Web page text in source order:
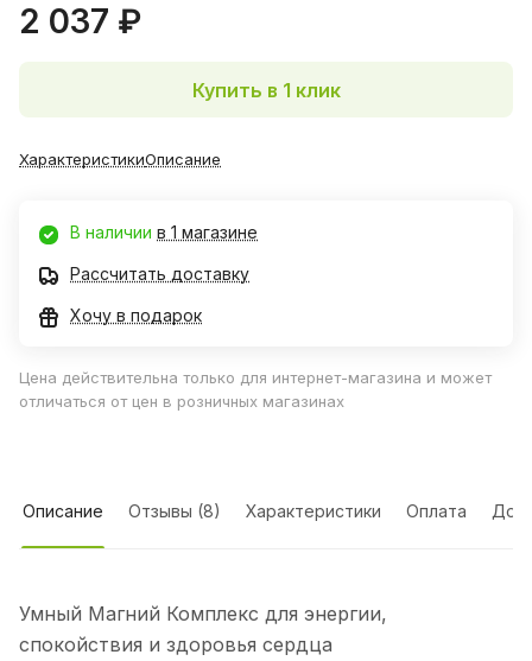
2 037 ₽
Купить в 1 клик
ХарактеристикиОписание
В наличии в 1 магазине
Рассчитать доставку
Хочу в подарок
Цена действительна только для интернет-магазина и может
отличаться от цен в розничных магазинах
Описание Отзывы (8) Характеристики Оплата
Умный Магний Комплекс для энергии,
спокойствия и здоровья сердца